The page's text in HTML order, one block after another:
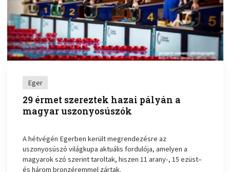
Eger
29 érmet szereztek hazai pályán a
magyar uszonyosúszók
A hétvégén Egerben került megrendezésre az
uszonyosúszó világkupa aktuális fordulója, amelyen a
magyarok szó szerint taroltak, hiszen 11 arany-, 15 ezüst–
és három bronzéremmel zártak.